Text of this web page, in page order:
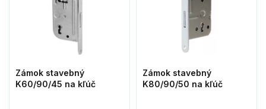
Zámok stavebný
K60/90/45 na kľúč
Zámok stavebný
K80/90/50 na kľúč